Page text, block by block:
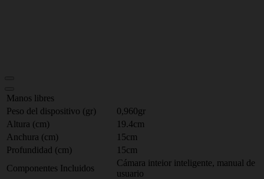
Manos libres
Peso del dispositivo (gr)
0,960gr
Altura (cm)
19.4cm
Anchura (cm)
15cm
Profundidad (cm)
15cm
Componentes Incluidos
Cámara inteior inteligente, manual de
usuario